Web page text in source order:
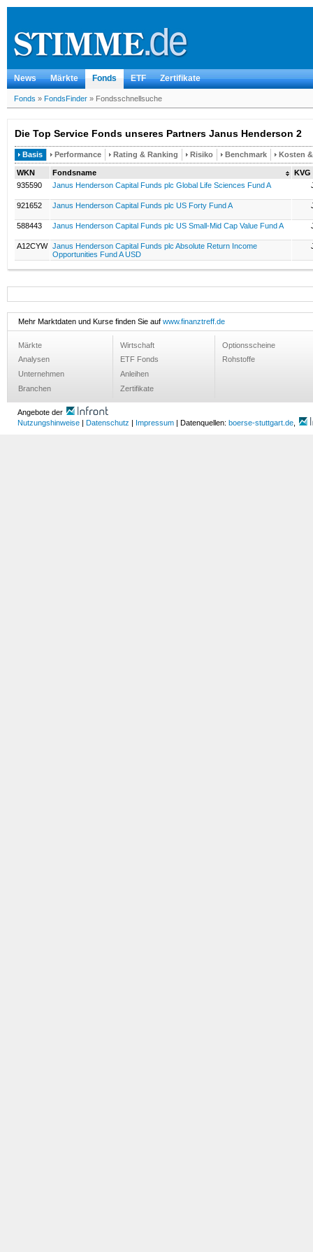
News Märkte Fonds ETF Zertifikate
Fonds » FondsFinder » Fondsschnellsuche
Die Top Service Fonds unseres Partners Janus Henderson 2
Basis Performance Rating & Ranking Risiko Benchmark Kosten
WKN Fondsname
KVG
935590
Janus Henderson Capital Funds plc Global Life Sciences Fund A
921652 Janus Henderson Capital Funds plc US Forty Fund A
588443 Janus Henderson Capital Funds plc US Small-Mid Cap Value Fund A
A12CYW Janus Henderson Capital Funds plc Absolute Return Income
Opportunities Fund A USD
Mehr Marktdaten und Kurse finden Sie auf www.finanztreff.de
Märkte
Analysen
Unternehmen
Branchen
Wirtschaft
ETF Fonds
Anleihen
Zertifikate
Optionsscheine
Rohstoffe
Angebote der
Nutzungshinweise
Datenschutz Impressum | Datenquellen: boerse-stuttgart.de,